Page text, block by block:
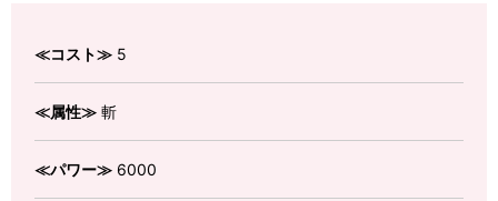
≪コスト≫ 5
≪属性≫ 斬
≪パワー≫ 6000